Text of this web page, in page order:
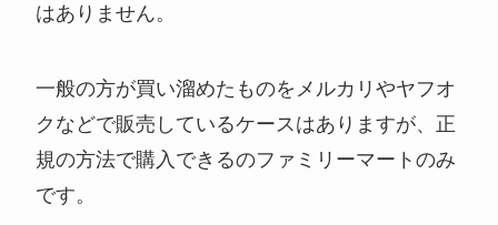
はありません。
一般の方が買い溜めたものをメルカリやヤフオ
クなどで販売しているケースはありますが、正
規の方法で購入できるのファミリーマートのみ
です。